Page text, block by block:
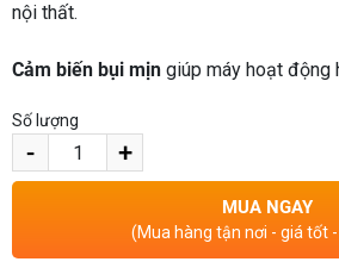
nội thất.
Cảm biến bụi mịn giúp máy hoạt động
Số lượng
- +
MUA NGAY
(Mua hàng tận nơi - giá tốt